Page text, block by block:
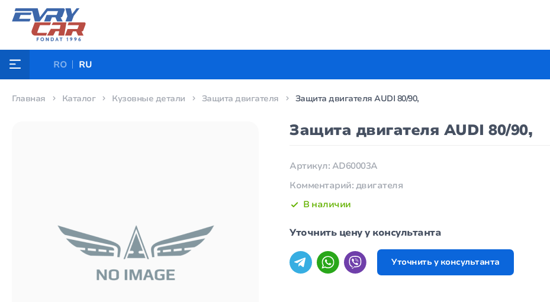
RO RU
Главная Каталог Кузовные детали Защита двигателя Защита двигателя AUDI 80/90,
Защита двигателя AUDI 80/90,
Артикул: AD60003A
Комментарий: двигателя
В наличии
Уточнить цену у консультанта
Уточнить у консультанта